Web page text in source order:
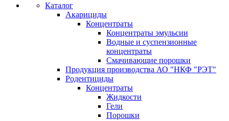
Каталог
Акарициды
Концентраты
Концентраты эмульсии
Водные и суспензионные
концентраты
Смачивающие порошки
Продукция производства АО "НКФ "РЭТ"
Родентициды
Концентраты
Жидкости
Гели
Порошки